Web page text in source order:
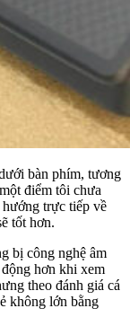
bàn phím, tương
điểm tôi chưa
trực tiếp về
tốt hơn.
bị công nghệ âm
động hơn khi xem
theo đánh giá cá
không lớn bằng